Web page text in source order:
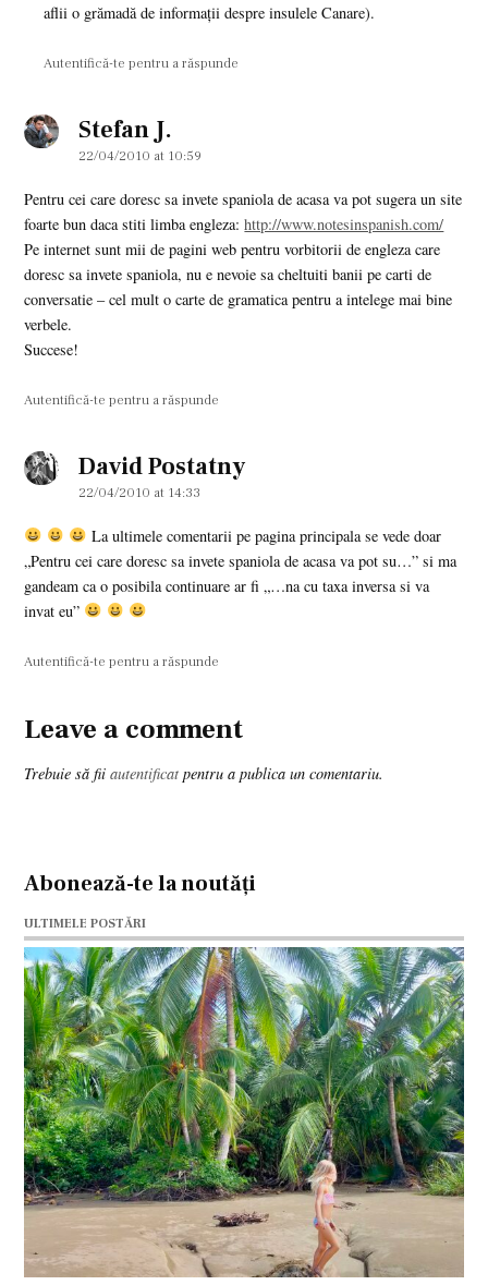
aflii o grămadă de informaţii despre insulele Canare).
Autentifică-te pentru a răspunde
Stefan J.
22/04/2010 at 10:59
Pentru cei care doresc sa invete spaniola de acasa va pot sugera un site
foarte bun daca stiti limba engleza:http://www.notesinspanish.com/
Pe internet sunt mii de pagini web pentru vorbitorii de engleza care
doresc sa invete spaniola, nu e nevoie sa cheltuiti banii pe carti de
conversatie – cel mult o carte de gramatica pentru a intelege mai bine
verbele.
Succese!
Autentifică-te pentru a răspunde
David Postatnysays:
22/04/2010 at 14:33
La ultimele comentarii pe pagina principala se vede doar
„Pentru cei care doresc sa invete spaniola de acasa va pot su…” si ma
gandeam ca o posibila continuare ar fi „…na cu taxa inversa si va
invat eu”
Autentifică-te pentru a răspunde
Leave
comment
Trebuie să fiiautentificat pentru a publica un comentariu.
Leave a comment
Abonează-te la noutăți
ULTIMELE POSTĂRI